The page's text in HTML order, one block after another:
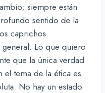
siempre están
sentido de la
caprichos
Lo que quiero
que la única verdad
el tema de la ética es
No hay un estado